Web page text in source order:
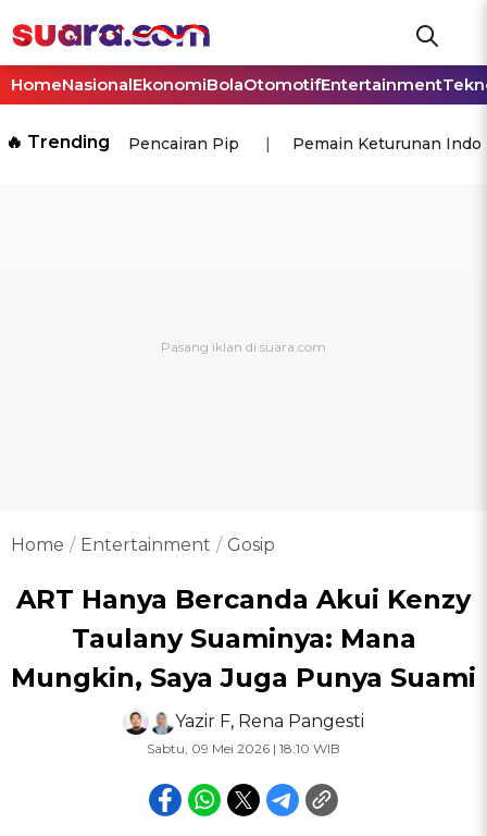
HomeNasionalEkonomiBolaOtomotifEntertainment
🔥 Trending Pencairan Pip Pemain Keturunan
Home Entertainment Gosip
ART Hanya Bercanda Akui Kenzy
Taulany Suaminya: Mana
Mungkin, Saya Juga Punya Suami
Yazir F, Rena Pangesti
Sabtu, 09 Mei 2026 | 18:10 WIB